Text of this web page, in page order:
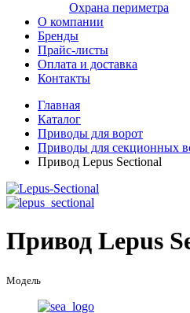
Охрана периметра
О компании
Бренды
Прайс-листы
Оплата и доставка
Контакты
Главная
Каталог
Приводы для ворот
Приводы для секционных
Привод Lepus Sectional
Привод Lepus
Модель